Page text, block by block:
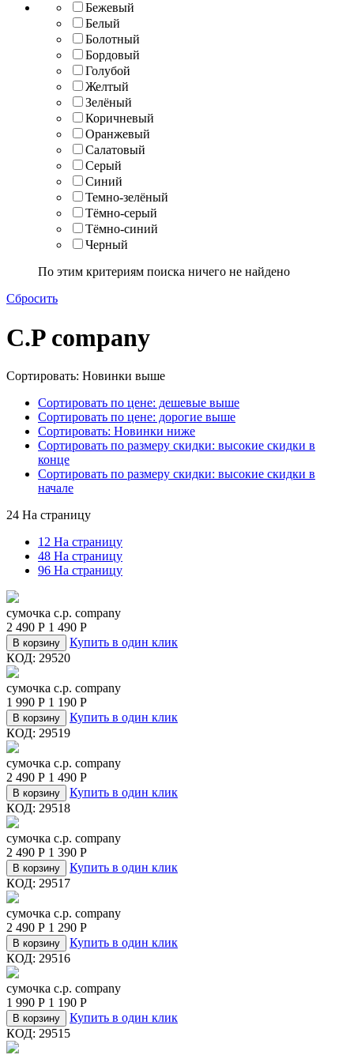
Бежевый
Белый
Болотный
Бордовый
Голубой
Желтый
Зелёный
Коричневый
Оранжевый
Салатовый
Серый
Синий
Темно-зелёный
Тёмно-серый
Тёмно-синий
Черный
По этим критериям поиска ничего не найдено
Сбросить
C.P company
Сортировать: Новинки выше
Сортировать по цене: дешевые выше
Сортировать по цене: дорогие выше
Сортировать: Новинки ниже
Сортировать по размеру скидки: высокие скидки в
конце
Сортировать по размеру скидки: высокие скидки в
начале
24 На страницу
12 На страницу
48 На страницу
96 На страницу
сумочка c.p. company
2 490 Р 1 490 Р
В корзину
Купить в один клик
КОД: 29520
сумочка c.p. company
1 990 Р 1 190 Р
В корзину
Купить в один клик
КОД: 29519
сумочка c.p. company
2 490 Р 1 490 Р
В корзину
Купить в один клик
КОД: 29518
сумочка c.p. company
2 490 Р 1 390 Р
В корзину
Купить в один клик
КОД: 29517
сумочка c.p. company
2 490 Р 1 290 Р
В корзину
Купить в один клик
КОД: 29516
сумочка c.p. company
1 990 Р 1 190 Р
В корзину
Купить в один клик
КОД: 29515